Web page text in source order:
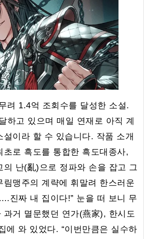
려 1.4억 조회수를 달성한 소설.
하고 있으며 매일 연재로 아직 계
설이라 할 수 있습니다. 작품 소개
초로 흑도를 통합한 흑도대종사,
의 난(亂)으로 정파와 손을 잡고 그
림맹주의 계략에 휘말려 한스러운
진짜 내 집이다!” 눈을 떠 보니 무
과거 멸문했던 연가(燕家), 한시도
에 와 있었다. “이번만큼은 실수하